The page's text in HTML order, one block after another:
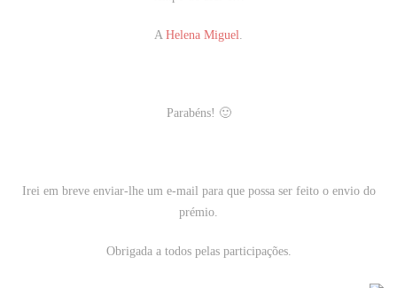
A Helena Miguel
Parabéns! 🙂
Irei em breve enviar-lhe um e-mail para que possa ser feito o envio do
prémio.
Obrigada a todos pelas participações.